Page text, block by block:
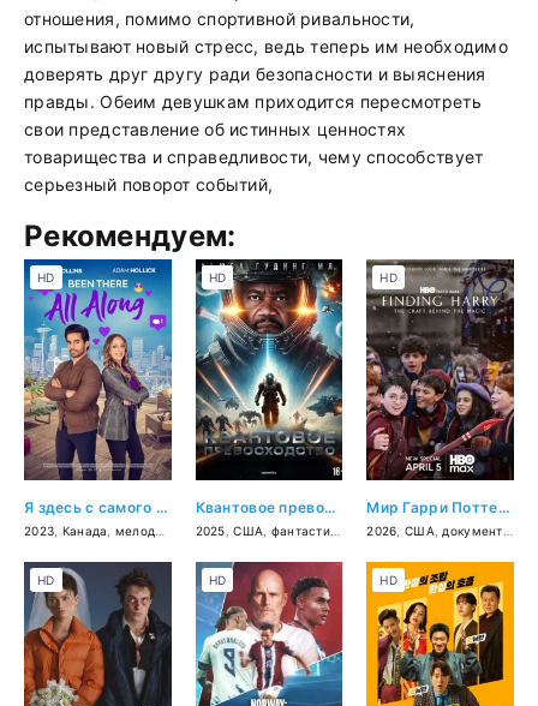
отношения, помимо спортивной ривальности,
испытывают новый стресс, ведь теперь им необходимо
доверять друг другу ради безопасности и выяснения
правды. Обеим девушкам приходится пересмотреть
свои представление об истинных ценностях
товарищества и справедливости, чему способствует
серьезный поворот событий,
Рекомендуем:
Я здесь с самого начала
2023 Канада мелодрама
HD
Квантовое превосходство
2025 ,США фантастика боевик, приключения
HD
Мир Гарри Поттера: Мастерство, стоящее за магией
2026 США документальный
HD
HD HD HD